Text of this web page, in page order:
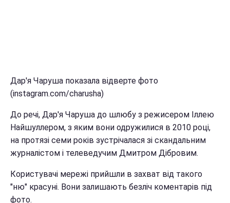
Дар'я Чаруша показала відверте фото
(instagram.com/charusha)
До речі, Дар'я Чаруша до шлюбу з режисером Іллею
Найшуллером, з яким вони одружилися в 2010 році,
на протязі семи років зустрічалася зі скандальним
журналістом і телеведучим Дмитром Дібровим.
Користувачі мережі прийшли в захват від такого
"ню" красуні. Вони залишають безліч коментарів під
фото.